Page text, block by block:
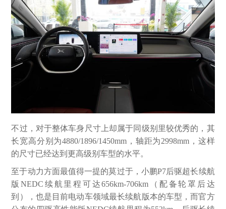
不过，对于整体车身尺寸上却属于同级别里较优秀的，其
长宽高分别为4880/1896/1450mm，轴距为2998mm，这样
的尺寸已经达到更高级别车型的水平。
至于动力方面最值得一提的莫过于，小鹏P7后驱超长续航
版NEDC续航里程可达656km-706km（配备轮罩后达
到），也是目前电动车领域最长续航版本的车型，而官方